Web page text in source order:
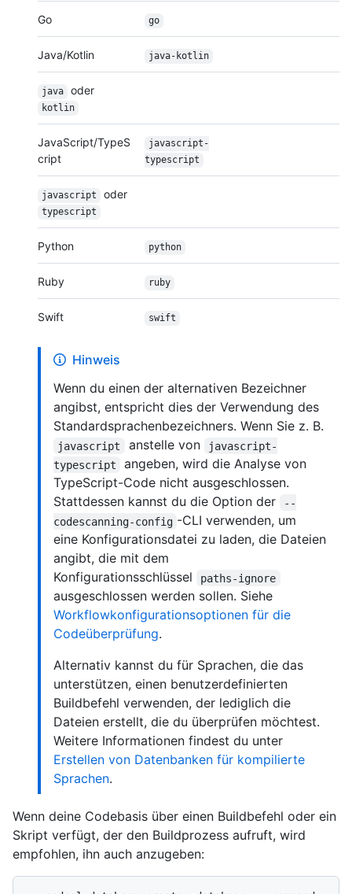
Go go
Java/Kotlin java-kotlin
java oder
kotlin
JavaScript/TypeS
cript
javascript-
typescript
javascript oder
typescript
Python python
Ruby ruby
Swift swift
Hinweis
Wenn du einen der alternativen Bezeichner
angibst, entspricht dies der Verwendung des
Standardsprachenbezeichners. Wenn Sie z. B.
javascript anstelle von
javascript-
typescript
angeben, wird die Analyse von
TypeScript-Code nicht ausgeschlossen.
Stattdessen kannst du die Option der
--
codescanning-config -CLI verwenden, um
eine Konfigurationsdatei zu laden, die Dateien
angibt, die mit dem
Konfigurationsschlüssel
paths-ignore
ausgeschlossen werden sollen. Siehe
Workflowkonfigurationsoptionen für die
Codeüberprüfung.
Alternativ kannst du für Sprachen, die das
unterstützen, einen benutzerdefinierten
Buildbefehl verwenden, der lediglich die
Dateien erstellt, die du überprüfen möchtest.
Weitere Informationen findest du unter
Erstellen von Datenbanken für kompilierte
Sprachen.
Wenn deine Codebasis über einen Buildbefehl oder ein
Skript verfügt, der den Buildprozess aufruft, wird
empfohlen, ihn auch anzugeben: